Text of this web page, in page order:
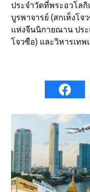
ประจำวัดที่พระอวโลกิ
บูรพาจารย์ (สกเห็งโ
แห่งจีนนิกายณาน ประ
โจวซือ) และวิหารเทพ